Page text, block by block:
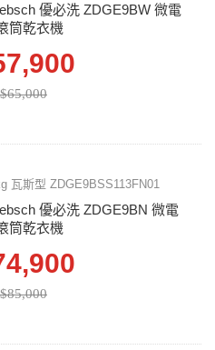
優必洗 ZDGE9BW 微電
筒乾衣機
瓦斯型 ZDGE9BSS113FN01
優必洗 ZDGE9BN 微電
筒乾衣機